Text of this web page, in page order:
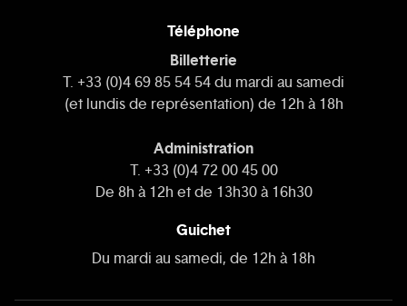
Téléphone
Billetterie
T. +33 (0)4 69 85 54 54 du mardi au samedi
(et lundis de représentation) de 12h à 18h
Administration
T. +33 (0)4 72 00 45 00
De 8h à 12h et de 13h30 à 16h30
Guichet
Du mardi au samedi, de 12h à 18h